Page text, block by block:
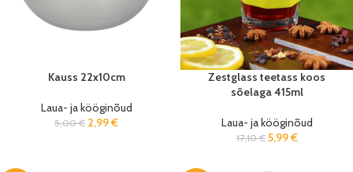
Kauss 22x10cm
Laua- ja kööginõud
5,00€ 2,99€
Zestglass teetass koos
sõelaga 415ml
Laua- ja kööginõud
17,10€ 5,99€